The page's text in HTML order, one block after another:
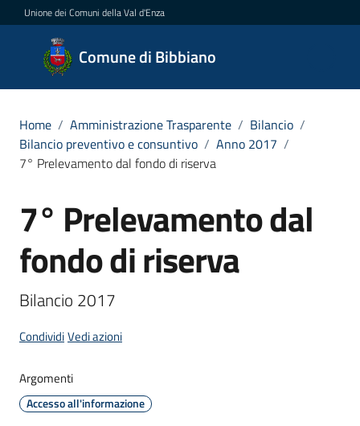
Vai al contenuto
Vai alla navigazione
Vai al footer
Unione dei Comuni della Val d'Enza
Comune di Bibbiano
Comune
di
Amministrazione
Novità
Servizi
Vivere
Home / Amministrazione Trasparente / Bilancio /
Bilancio preventivo e consuntivo / Anno 2017 /
7° Prelevamento dal fondo di riserva
Salta al contenuto
7° Prelevamento dal
fondo di riserva
Bilancio 2017
CondividiVedi azioni
Argomenti
Accesso all'informazione